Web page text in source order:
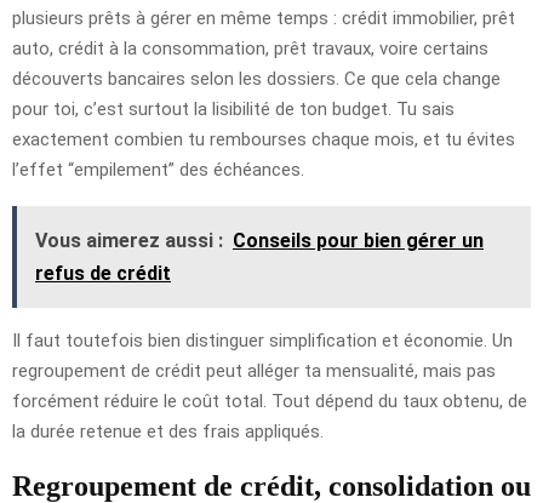
plusieurs prêts à gérer en même temps : crédit immobilier, prêt
auto, crédit à la consommation, prêt travaux, voire certains
découverts bancaires selon les dossiers. Ce que cela change
pour toi, c’est surtout la lisibilité de ton budget. Tu sais
exactement combien tu rembourses chaque mois, et tu évites
l’effet “empilement” des échéances.
Vous aimerez aussi : Conseils pour bien gérer un
refus de crédit
Il faut toutefois bien distinguer simplification et économie. Un
regroupement de crédit peut alléger ta mensualité, mais pas
forcément réduire le coût total. Tout dépend du taux obtenu, de
la durée retenue et des frais appliqués.
Regroupement de crédit, consolidation ou